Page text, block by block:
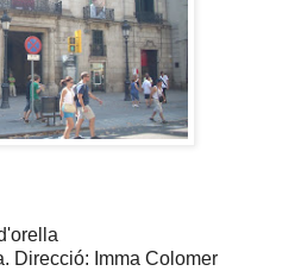
Direcció: Imma Colomer